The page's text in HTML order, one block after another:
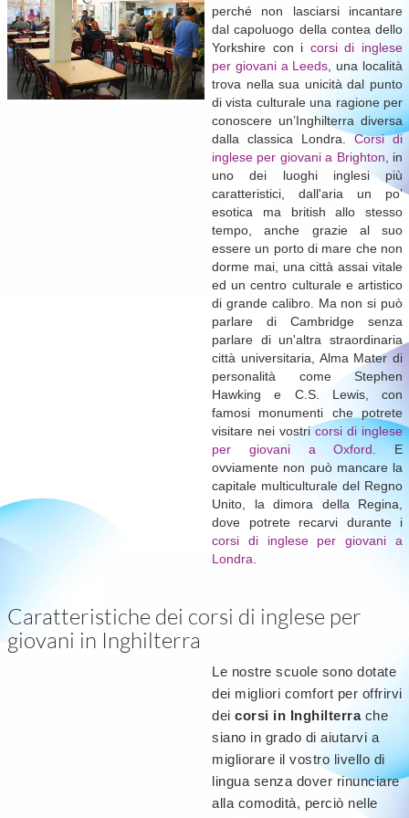
perché non lasciarsi incantare
dal capoluogo della contea dello
Yorkshire con i corsi di inglese
per giovani a Leeds , una località
trova nella sua unicità dal punto
di vista culturale una ragione per
conoscere un’Inghilterra diversa
dalla classica Londra.Corsi di
inglese per giovani a Brighton , in
uno dei luoghi inglesi più
caratteristici, dall'aria un po’
esotica ma british allo stesso
tempo, anche grazie al suo
essere un porto di mare che non
dorme mai, una città assai vitale
ed un centro culturale e artistico
di grande calibro. Ma non si può
parlare di Cambridge senza
parlare di un'altra straordinaria
città universitaria, Alma Mater di
personalità come Stephen
Hawking e C.S. Lewis, con
famosi monumenti che potrete
visitare nei vostricorsi di inglese
per giovani a Oxford . E
ovviamente non può mancare la
capitale multiculturale del Regno
Unito, la dimora della Regina,
dove potrete recarvi durante i
corsi di inglese per giovani a
Londra
Caratteristiche dei corsi di inglese per
giovani in Inghilterra
Le nostre scuole sono dotate
dei migliori comfort per offrirvi
dei corsi in Inghilterrache
siano in grado di aiutarvi a
migliorare il vostro livello di
lingua senza dover rinunciare
alla comodità, perciò nelle